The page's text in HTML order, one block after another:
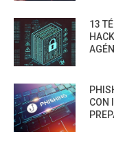
13
CON